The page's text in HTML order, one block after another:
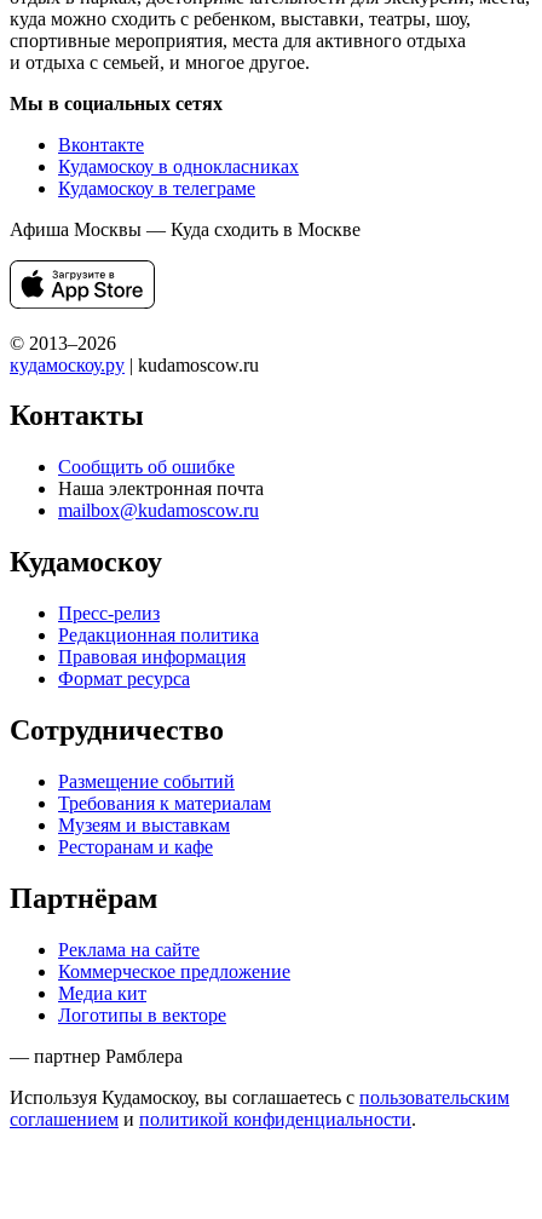
куда можно сходить с ребенком, выставки, театры, шоу,
спортивные мероприятия, места для активного отдыха
и отдыха с семьей, и многое другое.
Мы в социальных сетях
Вконтакте
Кудамоскоу в однокласниках
Кудамоскоу в телеграме
Афиша Москвы — Куда сходить в Москве
© 2013–2026
кудамоскоу.ру | kudamoscow.ru
Контакты
Сообщить об ошибке
Наша электронная почта
mailbox@kudamoscow.ru
Кудамоскоу
Пресс-релиз
Редакционная политика
Правовая информация
Формат ресурса
Сотрудничество
Размещение событий
Требования к материалам
Музеям и выставкам
Ресторанам и кафе
Партнёрам
Реклама на сайте
Коммерческое предложение
Медиа кит
Логотипы в векторе
— партнер Рамблера
Используя Кудамоскоу, вы соглашаетесь с пользовательским
соглашением и политикой конфиденциальности.